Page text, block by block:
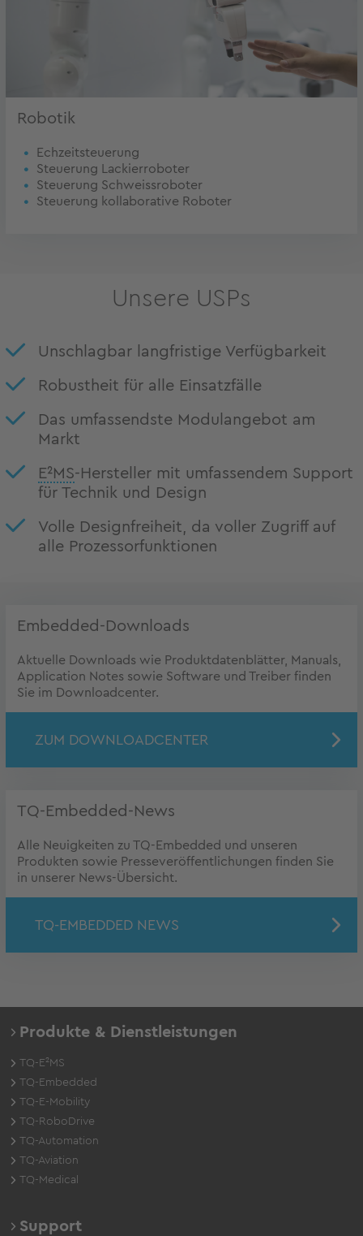
Robotik
Echzeitsteuerung
Steuerung Lackierroboter
Steuerung Schweissroboter
Steuerung kollaborative Roboter
Unsere USPs
Unschlagbar langfristige Verfügbarkeit
Robustheit für alle Einsatzfälle
Das umfassendste Modulangebot am
Markt
E²MS-Hersteller mit umfassendem Support
für Technik und Design
Volle Designfreiheit, da voller Zugriff auf
alle Prozessorfunktionen
Embedded-Downloads
Aktuelle Downloads wie Produktdatenblätter, Manuals,
Application Notes sowie Software und Treiber finden
Sie im Downloadcenter.
ZUM DOWNLOADCENTER
TQ-Embedded-News
Alle Neuigkeiten zu TQ-Embedded und unseren
Produkten sowie Presseveröffentlichungen finden Sie
in unserer News-Übersicht.
TQ-EMBEDDED NEWS
Produkte & Dienstleistungen
TQ-E²MS
TQ-Embedded
TQ-E-Mobility
TQ-RoboDrive
TQ-Automation
TQ-Aviation
TQ-Medical
Support